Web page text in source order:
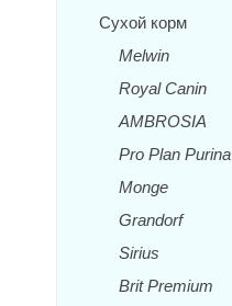
Сухой корм
Melwin
Royal Canin
AMBROSIA
Pro Plan Purina
Monge
Grandorf
Sirius
Brit Premium